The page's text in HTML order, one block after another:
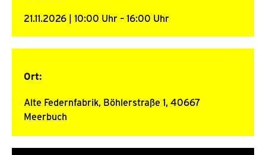
21.11.2026 | 10:00 Uhr – 16:00 Uhr
Ort:
Alte Federnfabrik, Böhlerstraße 1, 40667
Meerbuch